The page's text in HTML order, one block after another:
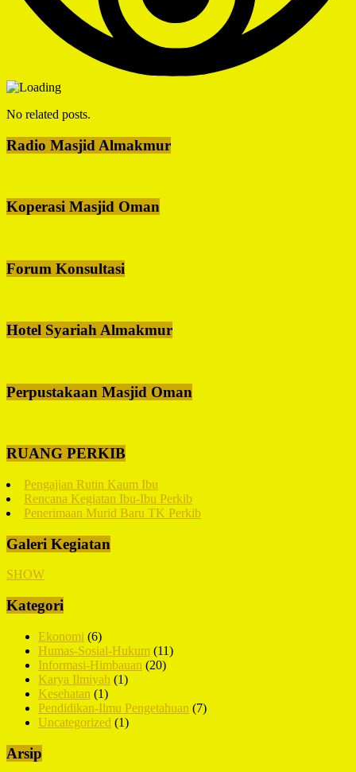
No related posts.
Radio Masjid Almakmur
Koperasi Masjid Oman
Forum Konsultasi
Hotel Syariah Almakmur
Perpustakaan Masjid Oman
RUANG PERKIB
Pengajian Rutin Kaum Ibu
Rencana Kegiatan Ibu-Ibu Perkib
Penerimaan Murid Baru TK Perkib
Galeri Kegiatan
SHOW
Kategori
Ekonomi (6)
Humas-Sosial-Hukum (11)
Informasi-Himbauan (20)
Karya Ilmiyah (1)
Kesehatan (1)
Pendidikan-Ilmu Pengetahuan (7)
Uncategorized (1)
Arsip